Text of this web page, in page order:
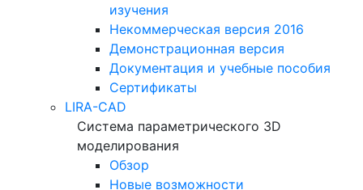
изучения
Некоммерческая версия 2016
Демонстрационная версия
Документация и учебные пособия
Сертификаты
LIRA-CAD
Система параметрического 3D
моделирования
Обзор
Новые возможности